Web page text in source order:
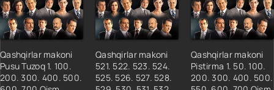
Qashqirlar makoni
Pusu Tuzoq 1. 100.
200. 300. 400. 500.
Qashqirlar makoni
521. 522. 523. 524.
525. 526. 527. 528.
Qashqirlar makoni
Pistirma 1. 50. 100.
200. 300. 400. 500.